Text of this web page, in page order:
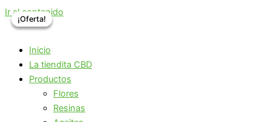
Ir al contenido
Inicio
La tiendita CBD
Productos
Flores
Resinas
¡Oferta!
¡Oferta!
¡Oferta!